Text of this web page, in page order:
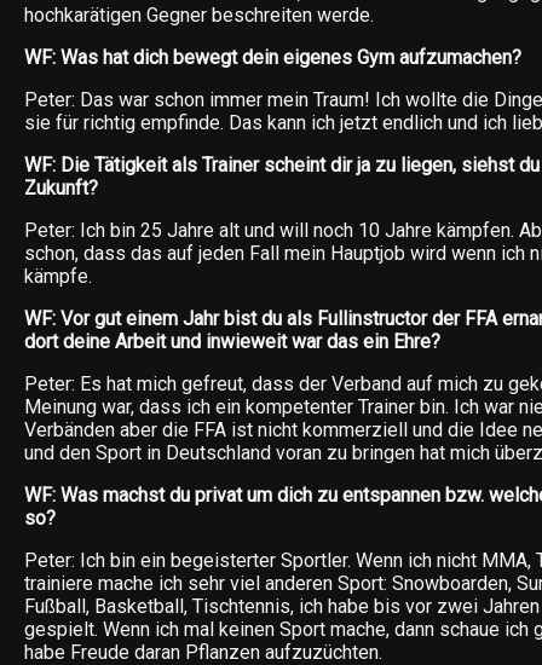
hochkarätigen Gegner beschreiten werde.
WF: Was hat dich bewegt dein eigenes Gym aufzumachen?
Peter: Das war schon immer mein Traum! Ich wollte die
sie für richtig empfinde. Das kann ich jetzt endlich und ich
WF: Die Tätigkeit als Trainer scheint dir ja zu liegen, siehst
Zukunft?
Peter: Ich bin 25 Jahre alt und will noch 10 Jahre kämpfen.
schon, dass das auf jeden Fall mein Hauptjob wird wenn ich
kämpfe.
WF: Vor gut einem Jahr bist du als Fullinstructor der FFA
dort deine Arbeit und inwieweit war das ein Ehre?
Peter: Es hat mich gefreut, dass der Verband auf mich zu
Meinung war, dass ich ein kompetenter Trainer bin. Ich war
Verbänden aber die FFA ist nicht kommerziell und die Idee
und den Sport in Deutschland voran zu bringen hat mich
WF: Was machst du privat um dich zu entspannen bzw.
so?
Peter: Ich bin ein begeisterter Sportler. Wenn ich nicht MMA,
trainiere mache ich sehr viel anderen Sport: Snowboarden,
Fußball, Basketball, Tischtennis, ich habe bis vor zwei
gespielt. Wenn ich mal keinen Sport mache, dann schaue ich
habe Freude daran Pflanzen aufzuzüchten.